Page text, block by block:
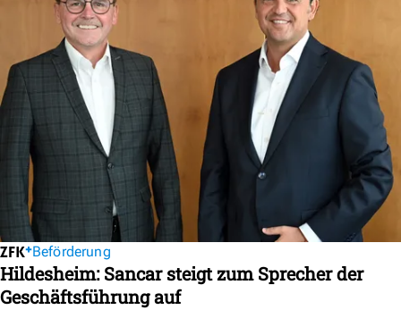
Beförderung
Hildesheim: Sancar steigt zum Sprecher der
Geschäftsführung auf